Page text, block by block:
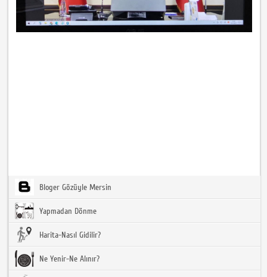
Bloger Gözüyle Mersin
Yapmadan Dönme
Harita-Nasıl Gidilir?
Ne Yenir-Ne Alınır?